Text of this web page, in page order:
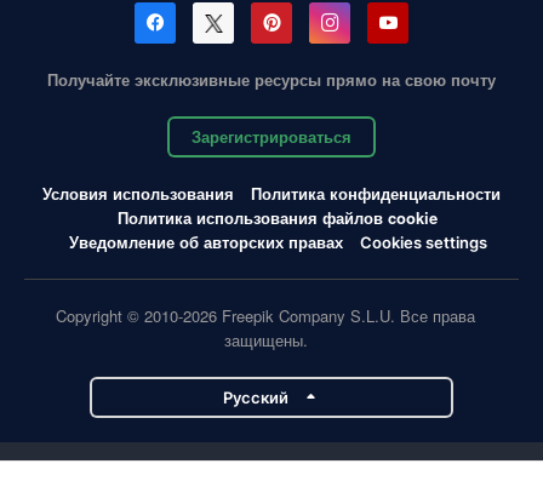
Получайте эксклюзивные ресурсы прямо на свою почту
Зарегистрироваться
Условия использования
Политика конфиденциальности
Политика использования файлов cookie
Уведомление об авторских правах
Cookies settings
Copyright © 2010-2026 Freepik Company S.L.U. Все права
защищены.
Pусский